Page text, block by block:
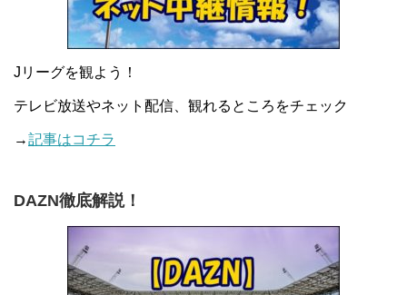
Jリーグを観よう！
テレビ放送やネット配信、観れるところをチェック
→記事はコチラ
DAZN徹底解説！